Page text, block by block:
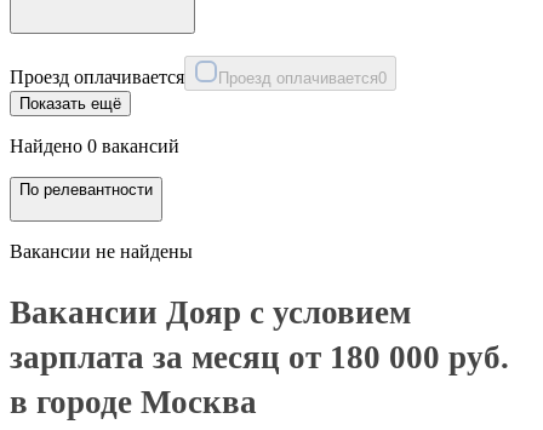
Проезд оплачивается Проезд оплачивается0
Показать ещё
Найдено 0 вакансий
По релевантности
Вакансии не найдены
Вакансии Дояр с условием
зарплата за месяц от 180 000 руб.
в городе Москва